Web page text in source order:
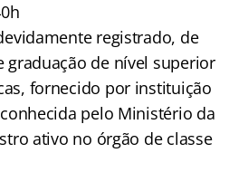
registrado, de
graduação de nível superior
fornecido por instituição
pelo Ministério da
ativo no órgão de classe